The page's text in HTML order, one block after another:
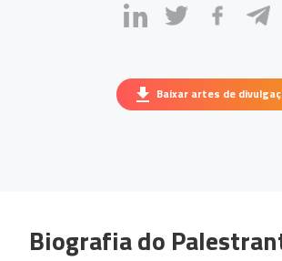
Baixar artes de
Biografia do